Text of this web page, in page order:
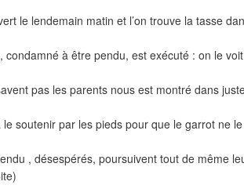
le lendemain matin et l’on trouve la tasse
condamné à être pendu, est exécuté : on le
pas les parents nous est montré dans
le soutenir par les pieds pour que le garrot ne
, désespérés, poursuivent tout de même